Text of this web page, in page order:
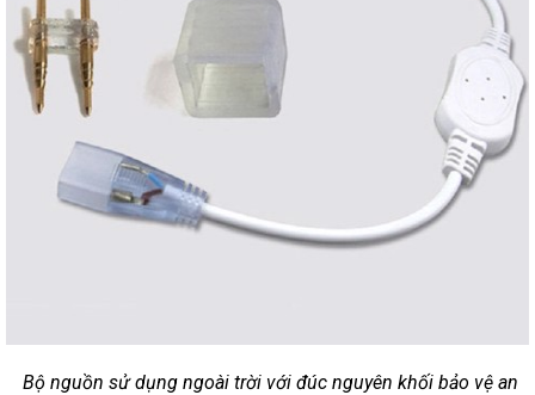
Bộ nguồn sử dụng ngoài trời với đúc nguyên khối bảo vệ an